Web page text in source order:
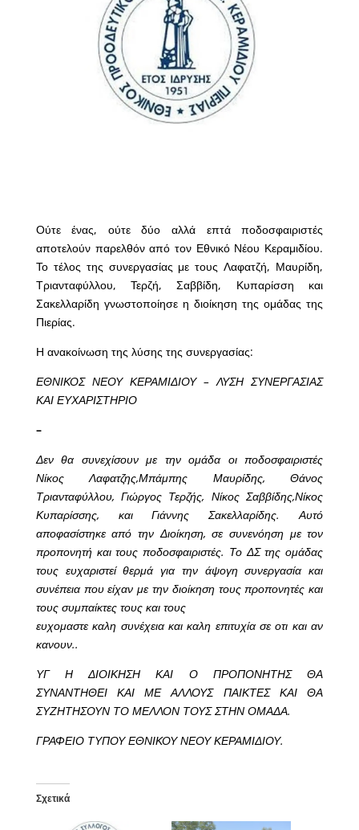
Ούτε ένας, ούτε δύο αλλά επτά ποδοσφαιριστές
αποτελούν παρελθόν από τον Εθνικό Νέου Κεραμιδίου.
Το τέλος της συνεργασίας με τους Λαφατζή, Μαυρίδη,
Τριανταφύλλου, Τερζή, Σαββίδη, Κυπαρίσση και
Σακελλαρίδη γνωστοποίησε η διοίκηση της ομάδας της
Πιερίας.
Η ανακοίνωση της λύσης της συνεργασίας:
ΕΘΝΙΚΟΣ ΝΕΟΥ ΚΕΡΑΜΙΔΙΟΥ – ΛΥΣΗ ΣΥΝΕΡΓΑΣΙΑΣ
ΚΑΙ ΕΥΧΑΡΙΣΤΗΡΙΟ
–
Δεν θα συνεχίσουν με την ομάδα οι ποδοσφαιριστές
Νίκος Λαφατζης,Μπάμπης Μαυρίδης, Θάνος
Τριανταφύλλου, Γιώργος Τερζής, Νίκος Σαββίδης,Νίκος
Κυπαρίσσης, και Γιάννης Σακελλαρίδης.Αυτό
αποφασίστηκε από την Διοίκηση, σε συνενόηση με τον
προπονητή και τους ποδοσφαιριστές. Το ΔΣ της ομάδας
τους ευχαριστεί θερμά για την άψογη συνεργασία και
συνέπεια που είχαν με την διοίκηση τους προπονητές και
τους συμπαίκτες τους και τους
ευχομαστε καλη συνέχεια και καλη επιτυχία σε οτι και αν
κανουν..
ΥΓ Η ΔΙΟΙΚΗΣΗ ΚΑΙ Ο ΠΡΟΠΟΝΗΤΗΣ ΘΑ
ΣΥΝΑΝΤΗΘΕΙ ΚΑΙ ΜΕ ΑΛΛΟΥΣ ΠΑΙΚΤΕΣ ΚΑΙ ΘΑ
ΣΥΖΗΤΗΣΟΥΝ ΤΟ ΜΕΛΛΟΝ ΤΟΥΣ ΣΤΗΝ ΟΜΑΔΑ.
ΓΡΑΦΕΙΟ ΤΥΠΟΥ ΕΘΝΙΚΟΥ ΝΕΟΥ ΚΕΡΑΜΙΔΙΟΥ.
Σχετικά